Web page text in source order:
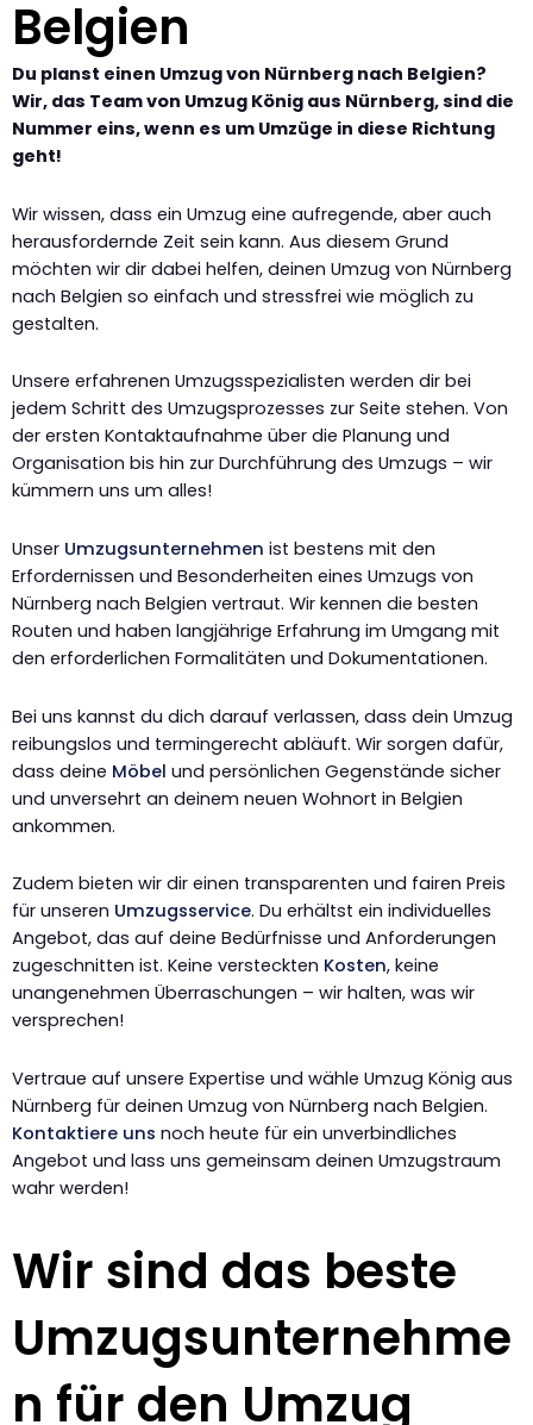
Belgien
Du planst einen Umzug von Nürnberg nach Belgien?
Wir, das Team von Umzug König aus Nürnberg, sind die
Nummer eins, wenn es um Umzüge in diese Richtung
geht!
Wir wissen, dass ein Umzug eine aufregende, aber auch
herausfordernde Zeit sein kann. Aus diesem Grund
möchten wir dir dabei helfen, deinen Umzug von Nürnberg
nach Belgien so einfach und stressfrei wie möglich zu
gestalten.
Unsere erfahrenen Umzugsspezialisten werden dir bei
jedem Schritt des Umzugsprozesses zur Seite stehen. Von
der ersten Kontaktaufnahme über die Planung und
Organisation bis hin zur Durchführung des Umzugs – wir
kümmern uns um alles!
Unser Umzugsunternehmen ist bestens mit den
Erfordernissen und Besonderheiten eines Umzugs von
Nürnberg nach Belgien vertraut. Wir kennen die besten
Routen und haben langjährige Erfahrung im Umgang mit
den erforderlichen Formalitäten und Dokumentationen.
Bei uns kannst du dich darauf verlassen, dass dein Umzug
reibungslos und termingerecht abläuft. Wir sorgen dafür,
dass deine Möbel und persönlichen Gegenstände sicher
und unversehrt an deinem neuen Wohnort in Belgien
ankommen.
Zudem bieten wir dir einen transparenten und fairen Preis
für unseren Umzugsservice. Du erhältst ein individuelles
Angebot, das auf deine Bedürfnisse und Anforderungen
zugeschnitten ist. Keine versteckten Kosten, keine
unangenehmen Überraschungen – wir halten, was wir
versprechen!
Vertraue auf unsere Expertise und wähle Umzug König aus
Nürnberg für deinen Umzug von Nürnberg nach Belgien.
Kontaktiere uns noch heute für ein unverbindliches
Angebot und lass uns gemeinsam deinen Umzugstraum
wahr werden!
Wir sind das beste
Umzugsunternehme
n für den Umzug